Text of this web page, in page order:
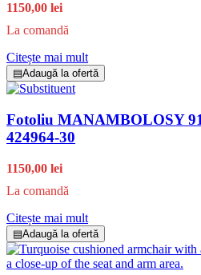
1150,00 lei
La comandă
Citește mai mult
▤Adaugă la ofertă
Fotoliu MANAMBOLOSY
424964-30
1150,00 lei
La comandă
Citește mai mult
▤Adaugă la ofertă